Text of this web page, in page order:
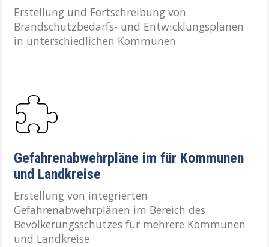
Erstellung und Fortschreibung von
Brandschutzbedarfs- und Entwicklungsplänen
in unterschiedlichen Kommunen
Gefahrenabwehrpläne im für Kommunen
und Landkreise
Erstellung von integrierten
Gefahrenabwehrplänen im Bereich des
Bevölkerungsschutzes für mehrere Kommunen
und Landkreise